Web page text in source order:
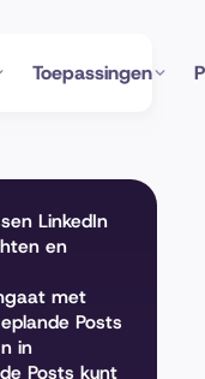
Toepassingen
LinkedIn
en
met
Posts
in
Posts kunt